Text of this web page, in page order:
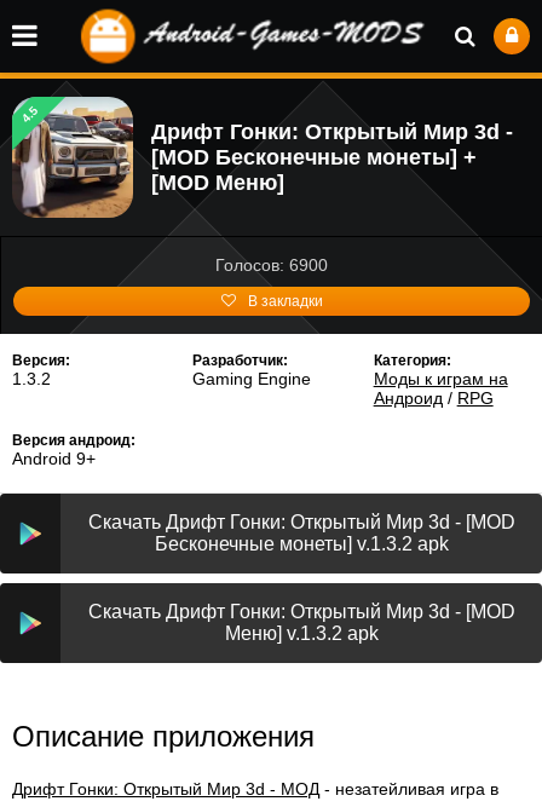
4.5
Дрифт Гонки: Открытый Мир 3d -
[MOD Бесконечные монеты] +
[MOD Меню]
Голосов: 6900
В закладки
Версия:
1.3.2
Разработчик:
Gaming Engine
Категория:
Моды к играм на
Андроид / RPG
Версия андроид:
Android 9+
Скачать Дрифт Гонки: Открытый Мир 3d - [MOD
Бесконечные монеты] v.1.3.2 apk
Скачать Дрифт Гонки: Открытый Мир 3d - [MOD
Меню] v.1.3.2 apk
Описание приложения
Дрифт Гонки: Открытый Мир 3d - МОД - незатейливая игра в